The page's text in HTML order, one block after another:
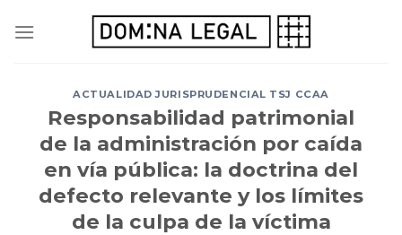
ACTUALIDAD JURISPRUDENCIAL TSJ CCAA
Responsabilidad patrimonial
de la administración por caída
en vía pública: la doctrina del
defecto relevante y los límites
de la culpa de la víctima